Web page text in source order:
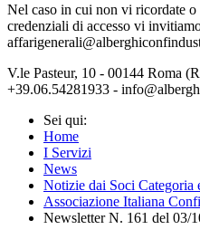
Nel caso in cui non vi ricordate
credenziali di accesso vi
V.le Pasteur, 10 - 00144 Roma
+39.06.54281933 -
Sei qui:
Home
I Servizi
News
Notizie dai Soci Categoria
Associazione Italiana
Newsletter N. 161 del 03/